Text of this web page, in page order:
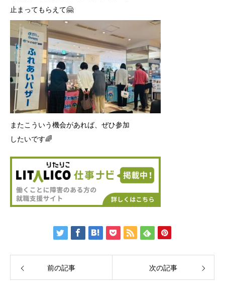
止まってもらえて🤗
またこういう機会があれば、ぜひ参加
したいです🌈
前の記事 次の記事